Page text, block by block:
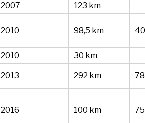
2007 123 km
2010 98,5 km 40
2010 30 km
2013 292 km 78
2016 100 km 75